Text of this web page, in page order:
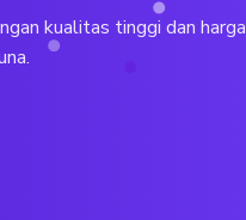
kualitas tinggi dan harga